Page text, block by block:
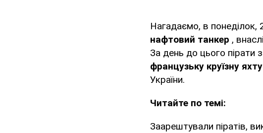
Нагадаємо, в понеділок,
нафтовий танкер ,
За день до цього пірати
французьку круїзну яхту
України.
Читайте по темі:
Заарештували піратів,